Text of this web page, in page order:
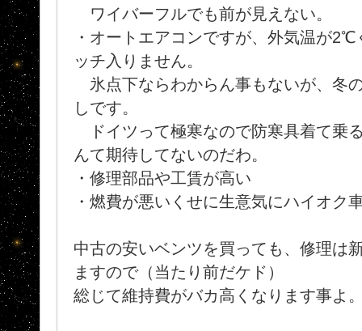
ワイバーフルでも前が見えない。
・オートエアコンですが、外気温が
ッチ入りません。
氷点下ならわからん事もないが、冬
しです。
ドイツって極寒なので防寒具着て乗
んて期待してないのだわ。
・修理部品や工賃が高い
・燃費が悪いくせに生意気にハイオク
中古の安いベンツを買っても、修理は
ますので（当たり前だケド）
総じて維持費がバカ高くなります事よ